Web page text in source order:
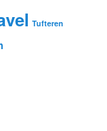
Tufteren